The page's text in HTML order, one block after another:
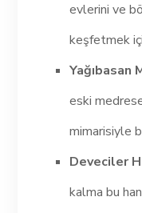
evlerini ve
keşfetmek
Yağıbasan
eski
mimarisiyle
Deveciler
kalma bu